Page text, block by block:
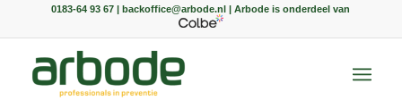
0183-64 93 67 | backoffice@arbode.nl | Arbode is onderdeel van